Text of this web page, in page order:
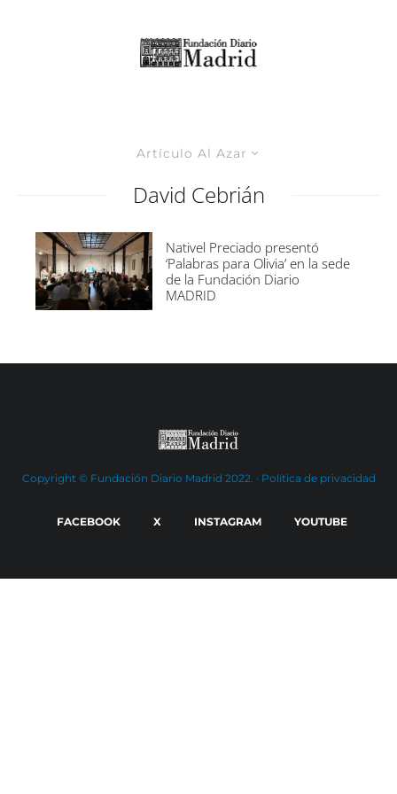
Artículo Al Azar
David Cebrián
Nativel Preciado presentó
‘Palabras para Olivia’ en la sede
de la Fundación Diario
MADRID
Copyright © Fundación Diario Madrid 2022. · Política de privacidad
FACEBOOK X INSTAGRAM YOUTUBE